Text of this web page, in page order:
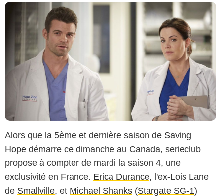
Alors que la 5ème et dernière saison de Saving
Hope démarre ce dimanche au Canada, serieclub
propose à compter de mardi la saison 4, une
exclusivité en France. Erica Durance, l'ex-Lois Lane
de Smallville, et Michael Shanks (Stargate SG-1)